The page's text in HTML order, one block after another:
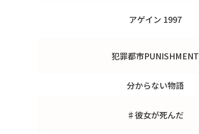
アゲイン 1997
犯罪都市PUNISHMENT
分からない物語
♯彼女が死んだ